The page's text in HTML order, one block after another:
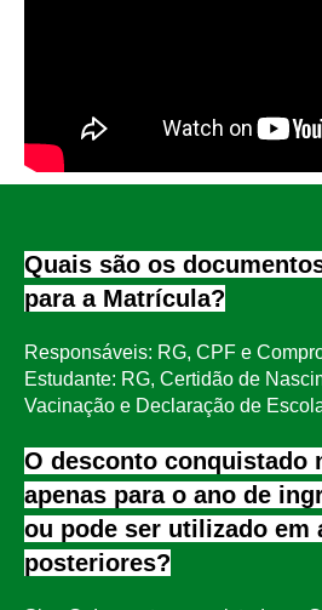
Quais são os
para a Matrícula?
Responsáveis: RG, CPF e
Estudante: RG, Certidão de
Vacinação e Declaração de
O desconto conquistado
apenas para o ano de
ou pode ser utilizado em
posteriores?